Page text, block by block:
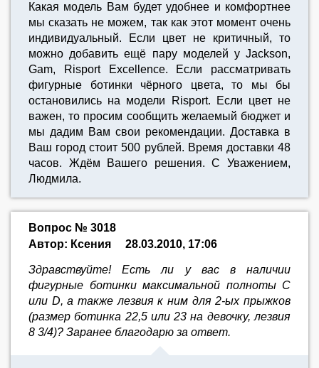
Какая модель Вам будет удобнее и комфортнее
мы сказать не можем, так как этот момент очень
индивидуальный. Если цвет не критичный, то
можно добавить ещё пару моделей у Jackson,
Gam, Risport Excellence. Если рассматривать
фигурные ботинки чёрного цвета, то мы бы
остановились на модели Risport. Если цвет не
важен, то просим сообщить желаемый бюджет и
мы дадим Вам свои рекомендации. Доставка в
Ваш город стоит 500 рублей. Время доставки 48
часов. Ждём Вашего решения. С Уважением,
Людмила.
Вопрос № 3018
Автор: Ксения
28.03.2010, 17:06
Здравствуйте! Есть ли у вас в наличии
фигурные ботинки максимальной полноты С
или D, а также лезвия к ним для 2-ых прыжков
(размер ботинка 22,5 или 23 на девочку, лезвия
8 3/4)? Заранее благодарю за ответ.